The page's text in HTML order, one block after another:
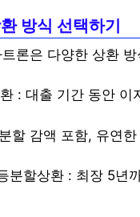
방식 선택하기
론은 다양한 상환
: 대출 기간 동안
할 감액 포함, 유연한
분할상환 : 최장 5년